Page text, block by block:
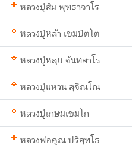
หลวงปู่สิม พุทธาจาโร
หลวงปู่หล้า เขมปัตโต
หลวงปู่หลุย จันทสาโร
หลวงปู่แหวน สุจิณโณ
หลวงปู่เกษมเขมโก
หลวงพ่อคูณ ปริสุทโธ